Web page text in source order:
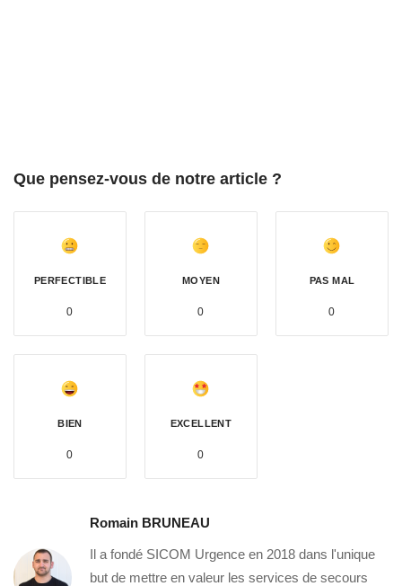
Que pensez-vous de notre article ?
PERFECTIBLE
0
MOYEN
0
PAS MAL
0
BIEN
0
EXCELLENT
0
Romain BRUNEAU
Il a fondé SICOM Urgence en 2018 dans l'unique
but de mettre en valeur les services de secours